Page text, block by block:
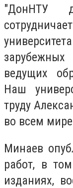
"ДонНТУ
ведущих
Наш
труду
во всем
Минаев
работ, в
изданиях,